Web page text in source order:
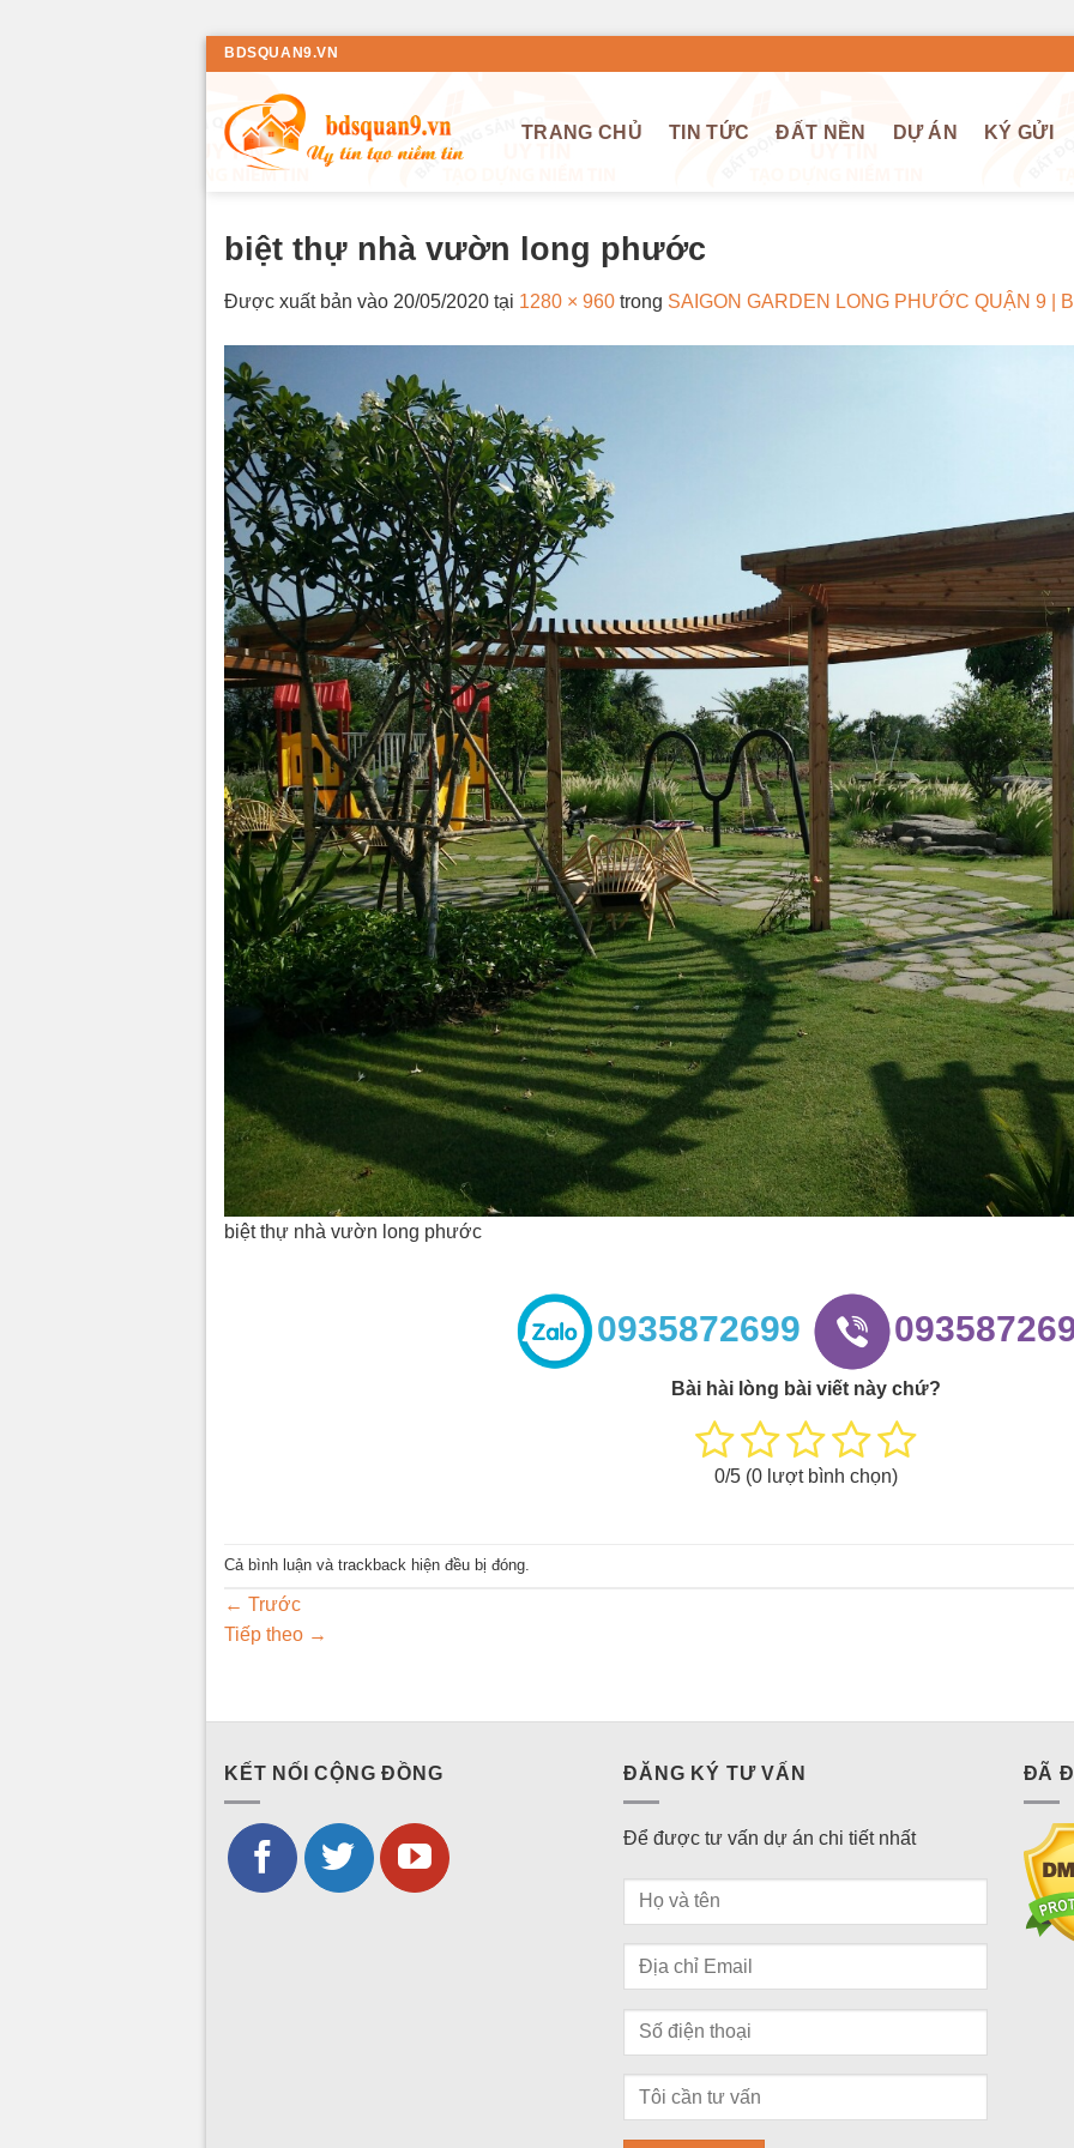
Bỏ
dung
BDSQUAN9.VN
TRANG CHỦ TIN TỨC ĐẤT NỀN DỰ ÁN KÝ GỬI
biệt thự nhà vườn long phước
Được xuất bản vào 20/05/2020 tại 1280 × 960 trong SAIGON GARDEN LONG PHƯỚC QUẬN 9 |
biệt thự nhà vườn long phước
0935872699
Bài hài lòng bài viết này chứ?
0/5 (0lượt bình chọn)
Cả bình luận và trackback hiện đều bị đóng.
← Trước
Tiếp theo →
KẾT NỐI CỘNG ĐỒNG ĐĂNG KÝ TƯ VẤN
Để được tư vấn dự án chi tiết nhất
ĐÃ